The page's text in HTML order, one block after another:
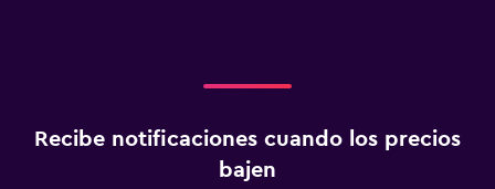
Recibe notificaciones cuando los precios
bajen